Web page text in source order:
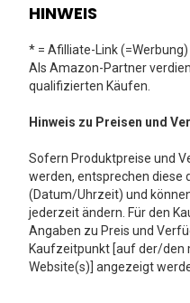
HINWEIS
* = Afilliate-Link (=Werbung)
Als Amazon-Partner
qualifizierten Käufen.
Hinweis zu Preisen und
Sofern Produktpreise und
werden, entsprechen diese
(Datum/Uhrzeit) und
jederzeit ändern. Für den
Angaben zu Preis und
Kaufzeitpunkt [auf der/den
Website(s)] angezeigt